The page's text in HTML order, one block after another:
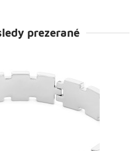
prezerané